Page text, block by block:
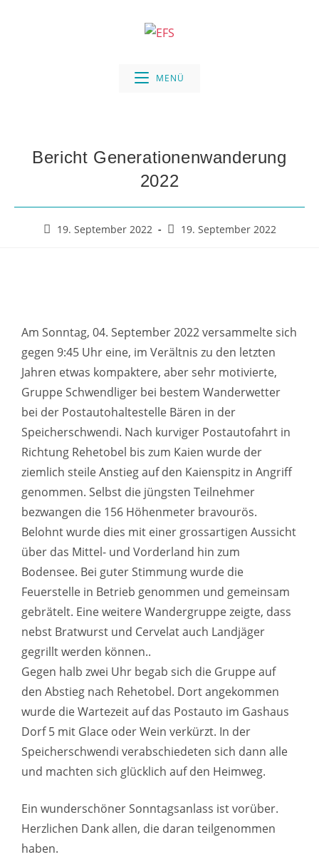
MENÜ
Bericht Generationenwanderung
2022
19. September 2022 19. September 2022
Am Sonntag, 04. September 2022 versammelte sich
gegen 9:45 Uhr eine, im Verältnis zu den letzten
Jahren etwas kompaktere, aber sehr motivierte,
Gruppe Schwendliger bei bestem Wanderwetter
bei der Postautohaltestelle Bären in der
Speicherschwendi. Nach kurviger Postautofahrt in
Richtung Rehetobel bis zum Kaien wurde der
ziemlich steile Anstieg auf den Kaienspitz in Angriff
genommen. Selbst die jüngsten Teilnehmer
bezwangen die 156 Höhenmeter bravourös.
Belohnt wurde dies mit einer grossartigen Aussicht
über das Mittel- und Vorderland hin zum
Bodensee. Bei guter Stimmung wurde die
Feuerstelle in Betrieb genommen und gemeinsam
gebrätelt. Eine weitere Wandergruppe zeigte, dass
nebst Bratwurst und Cervelat auch Landjäger
gegrillt werden können..
Gegen halb zwei Uhr begab sich die Gruppe auf
den Abstieg nach Rehetobel. Dort angekommen
wurde die Wartezeit auf das Postauto im Gashaus
Dorf 5 mit Glace oder Wein verkürzt. In der
Speicherschwendi verabschiedeten sich dann alle
und machten sich glücklich auf den Heimweg.
Ein wunderschöner Sonntagsanlass ist vorüber.
Herzlichen Dank allen, die daran teilgenommen
haben.